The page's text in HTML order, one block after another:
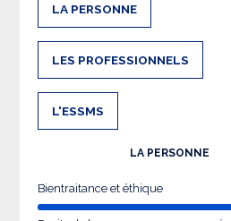
LA PERSONNE
LES PROFESSIONNELS
L'ESSMS
LA PERSONNE
Bientraitance et éthique